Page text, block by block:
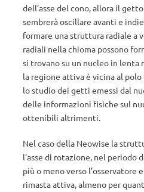
dell’asse del cono, allora il
sembrerà oscillare avanti e
formare una struttura radiale a
radiali nella chioma possono
si trovano su un nucleo in lenta
la regione attiva è vicina al
lo studio dei getti emessi dal
delle informazioni fisiche sul
ottenibili altrimenti.
Nel caso della Neowise la
l’asse di rotazione, nel periodo
più o meno verso l’osservatore
rimasta attiva, almeno per